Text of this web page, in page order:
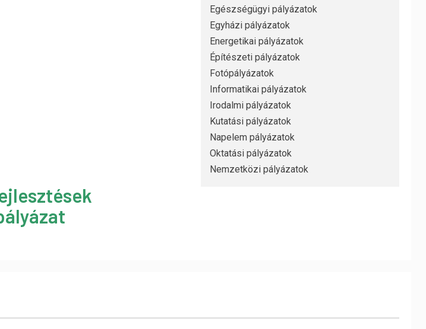
Egészségügyi pályázatok
Egyházi pályázatok
Energetikai pályázatok
Építészeti pályázatok
Fotópályázatok
Informatikai pályázatok
Irodalmi pályázatok
Kutatási pályázatok
Napelem pályázatok
Oktatási pályázatok
Nemzetközi pályázatok